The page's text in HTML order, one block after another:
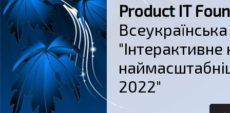
Product IT
2022"